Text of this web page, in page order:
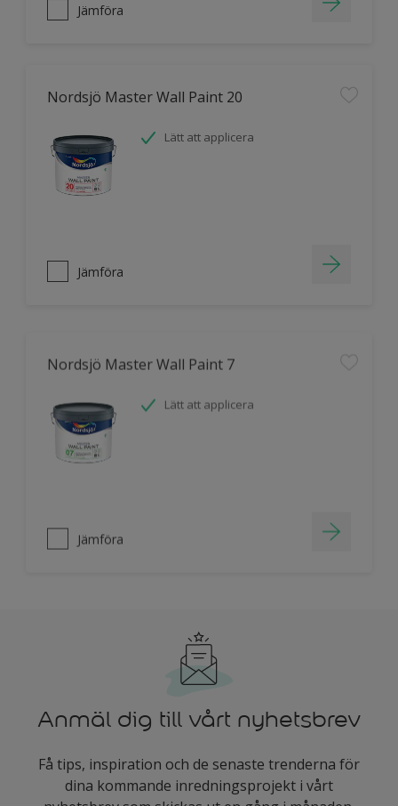
Jämföra
Nordsjö Master Wall Paint 20
Lätt att applicera
Jämföra
Nordsjö Master Wall Paint 7
Lätt att applicera
Jämföra
Anmäl dig till vårt nyhetsbrev
Få tips, inspiration och de senaste trenderna för
dina kommande inredningsprojekt i vårt